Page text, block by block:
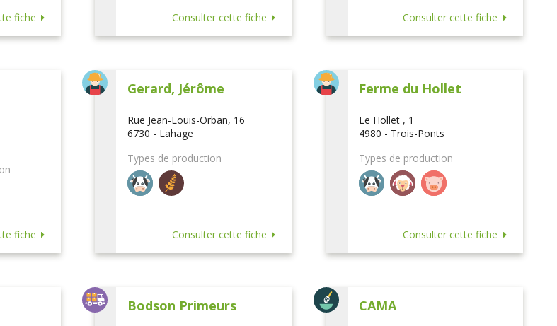
fiche Consulter cette fiche Consulter cette fiche
fiche
Gerard, Jérôme
Rue Jean-Louis-Orban, 16
6730 - Lahage
Types de production
Consulter cette fiche
Ferme du Hollet
Le Hollet , 1
4980 - Trois-Ponts
Types de production
Consulter cette fiche
Bodson Primeurs CAMA